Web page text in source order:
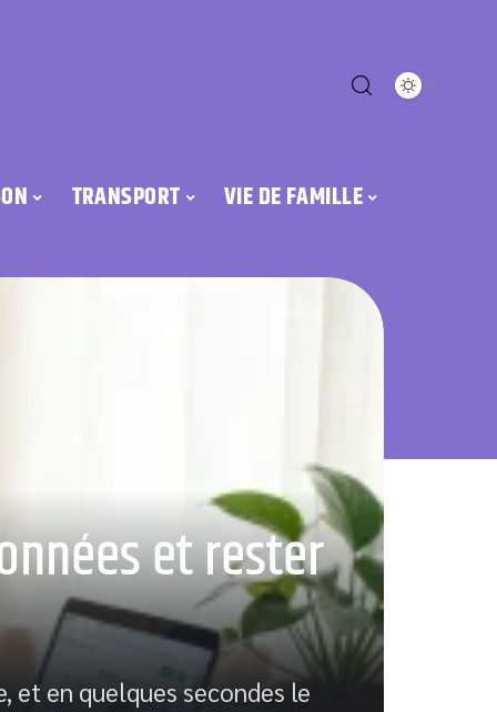
TRANSPORT
VIE DE FAMILLE
et rester
et en quelques secondes le